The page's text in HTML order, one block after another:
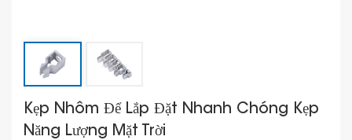
Kẹp Nhôm Để Lắp Đặt Nhanh Chóng Kẹp
Năng Lượng Mặt Trời